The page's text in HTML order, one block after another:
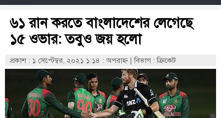
৬১ রান করতে বাংলাদেশের লেগেছে
১৫ ওভার: তবুও জয় হলো
প্রকাশ : ১ সেপ্টেম্বর, ২০২১ ১:১৪ : অপরাহ্ণ |বিভাগ : ক্রিকেট